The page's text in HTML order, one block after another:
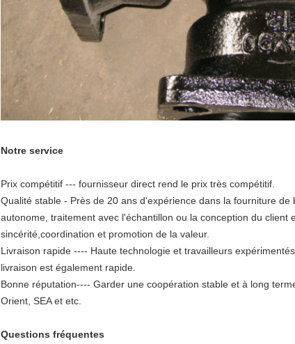
Notre service
Prix compétitif --- fournisseur direct rend le prix très compétitif.
Qualité stable - Près de 20 ans d'expérience dans la fourniture
autonome, traitement avec l'échantillon ou la conception du client
sincérité,coordination et promotion de la valeur.
Livraison rapide ---- Haute technologie et travailleurs
livraison est également rapide.
Bonne réputation---- Garder une coopération stable et à long
Orient, SEA et etc.
Questions fréquentes